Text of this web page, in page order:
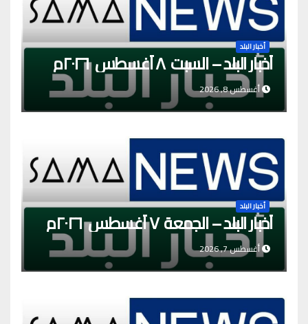
أخبار البلد
أخبار البلد – السبت ٨ أغسطس ٢٠٢٦م
أغسطس 8, 2026
أخبار البلد
أخبار البلد – الجمعة ٧ أغسطس ٢٠٢٦م
أغسطس 7, 2026